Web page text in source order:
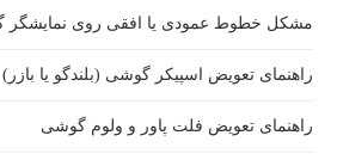
مشکل خطوط عمودی یا افقی روی
راهنمای تعویض اسپیکر گوشی (بلندگو یا بازر)
راهنمای تعویض فلت پاور و ولوم گوشی